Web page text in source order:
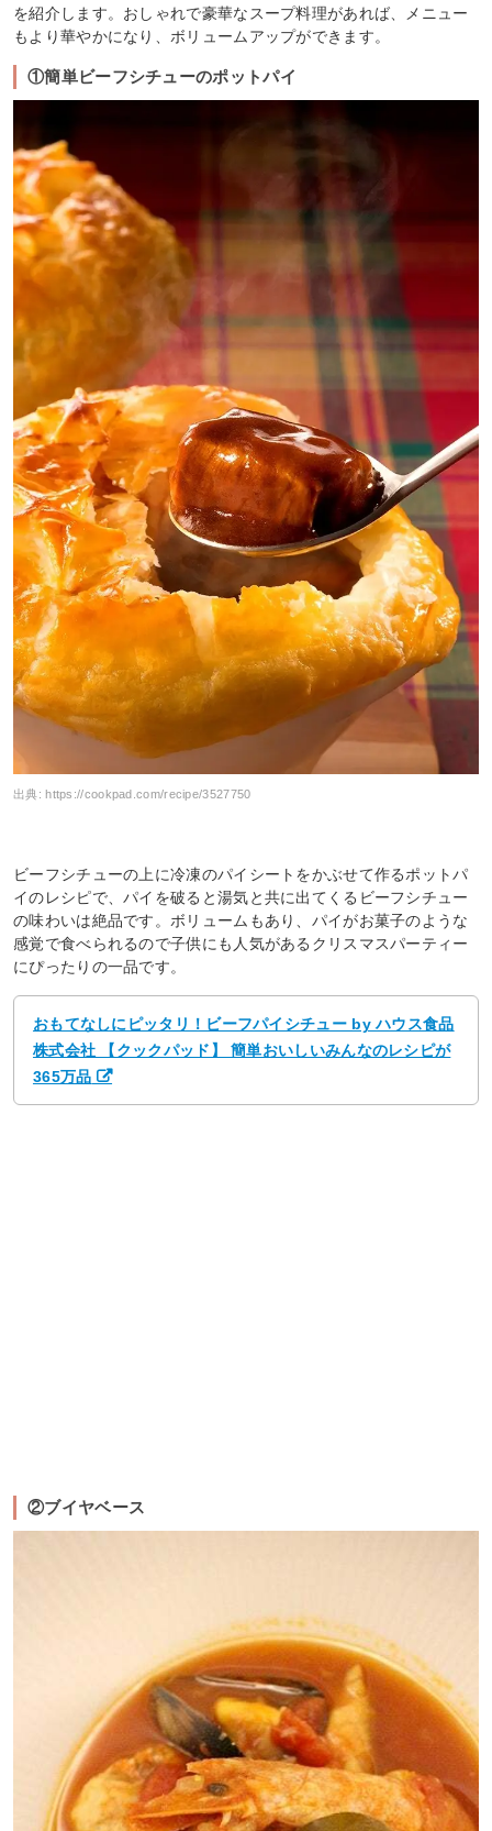
を紹介します。おしゃれで豪華なスープ料理があれば、メニュー
もより華やかになり、ボリュームアップができます。
①簡単ビーフシチューのポットパイ
出典: https://cookpad.com/recipe/3527750
ビーフシチューの上に冷凍のパイシートをかぶせて作るポットパ
イのレシピで、パイを破ると湯気と共に出てくるビーフシチュー
の味わいは絶品です。ボリュームもあり、パイがお菓子のような
感覚で食べられるので子供にも人気があるクリスマスパーティー
にぴったりの一品です。
おもてなしにピッタリ！ビーフパイシチュー by ハウス食品
株式会社 【クックパッド】 簡単おいしいみんなのレシピが
365万品
②ブイヤベース